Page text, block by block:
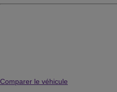
Comparer le véhicule